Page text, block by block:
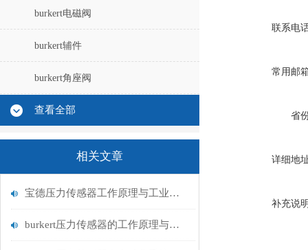
burkert电磁阀
burkert辅件
burkert角座阀
查看全部
相关文章
宝德压力传感器工作原理与工业流体测量应用
burkert压力传感器的工作原理与应用领域
联系电
常用邮
省
详细地
补充说